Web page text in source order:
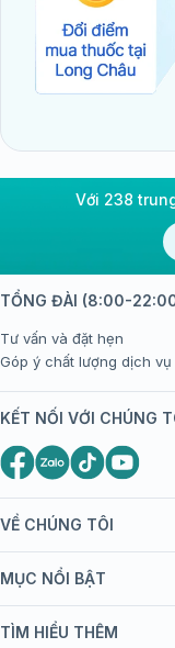
Với 238
VỀ CHÚNG TÔI
Giới thiệu Tiêm
bán hàng
MỤC NỔI BẬT
Danh mục vắc xin
TÌM HIỂU THÊM
TỔNG ĐÀI (8:00-
Tư vấn và đặt hẹn
Góp ý chất lượng dịch
KẾT NỐI VỚI CHÚNG